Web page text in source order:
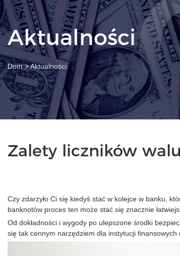
Aktualności
Dom >Aktualności
Zalety liczników
Czy zdarzyło Ci się kiedyś stać w kolejce w banku,
banknotów proces ten może stać się znacznie
Od dokładności i wygody po ulepszone środki
się tak cennym narzędziem dla instytucji finansowych